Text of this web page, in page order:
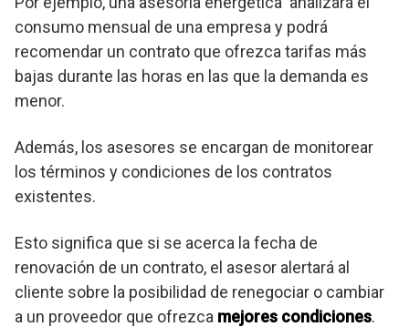
consumo mensual de una empresa y podrá
recomendar un contrato que ofrezca tarifas más
bajas durante las horas en las que la demanda es
menor.
Además, los asesores se encargan de monitorear
los términos y condiciones de los contratos
existentes.
Esto significa que si se acerca la fecha de
renovación de un contrato, el asesor alertará al
cliente sobre la posibilidad de renegociar o cambiar
a un proveedor que ofrezca mejores condiciones.